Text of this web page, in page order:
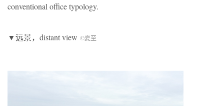
conventional office typology.
▼远景，distant view ©夏至